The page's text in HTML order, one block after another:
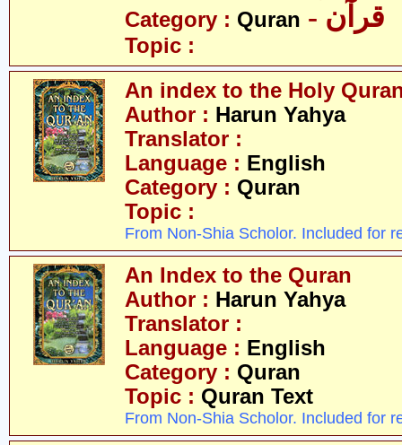
Category : Quran - قرآن
Topic :
An index to the Holy
Author : Harun Yahya
Translator :
Language : English
Category : Quran
Topic :
From Non-Shia Scholor. Included for
An Index to the Quran
Author : Harun Yahya
Translator :
Language : English
Category : Quran
Topic : Quran Text
From Non-Shia Scholor. Included for